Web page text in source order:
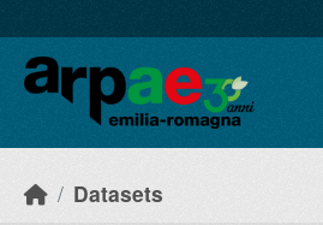
Datasets